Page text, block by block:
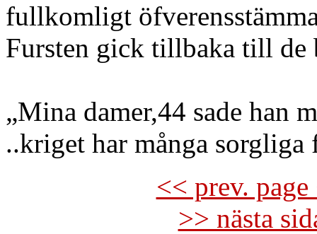
fullkomligt
Fursten gick tillbaka till de
„Mina damer,44 sade han
..kriget har många sorgliga
<< prev.
>> nästa